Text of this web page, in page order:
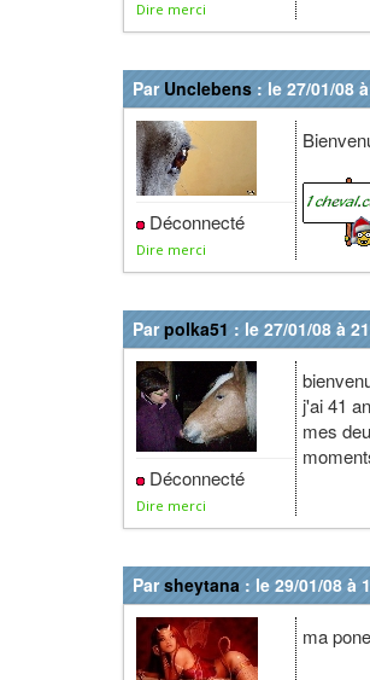
Dire merci
Par Unclebens : le 27/01/08
Déconnecté
Dire merci
Parpolka51 : le 27/01/08 à
Déconnecté
Dire merci
j'ai 41
mes
Parsheytana : le 29/01/08 à
ma